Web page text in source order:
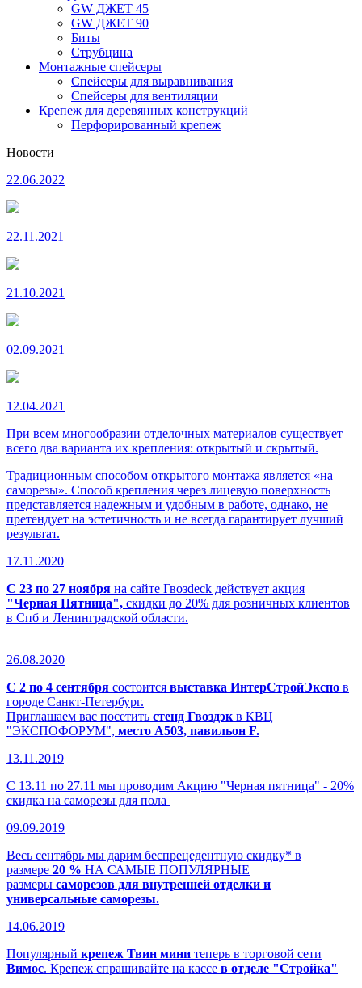
GW ДЖЕТ 45
GW ДЖЕТ 90
Биты
Струбцина
Монтажные спейсеры
Спейсеры для выравнивания
Спейсеры для вентиляции
Крепеж для деревянных конструкций
Перфорированный крепеж
Новости
22.06.2022
22.11.2021
21.10.2021
02.09.2021
12.04.2021
При всем многообразии отделочных материалов существует
всего два варианта их крепления: открытый и скрытый.
Традиционным способом открытого монтажа является «на
саморезы». Способ крепления через лицевую поверхность
представляется надежным и удобным в работе, однако, не
претендует на эстетичность и не всегда гарантирует лучший
результат.
17.11.2020
С 23 по 27 ноября на сайте Гвозdeck действует акция
"Черная Пятница", скидки до 20% для розничных клиентов
в Спб и Ленинградской области.
26.08.2020
С 2 по 4 сентября состоится выставка ИнтерСтройЭкспо в
городе Санкт-Петербург.
Приглашаем вас посетить стенд Гвоздэк в КВЦ
"ЭКСПОФОРУМ", место А503, павильон F.
13.11.2019
С 13.11 по 27.11 мы проводим Акцию "Черная пятница" - 20%
скидка на саморезы для пола
09.09.2019
Весь сентябрь мы дарим беспрецедентную скидку* в
размере 20 % НА САМЫЕ ПОПУЛЯРНЫЕ
размеры саморезов для внутренней отделки и
универсальные саморезы.
14.06.2019
Популярный крепеж Твин мини теперь в торговой сети
Вимос. Крепеж спрашивайте на кассе в отделе "Стройка"